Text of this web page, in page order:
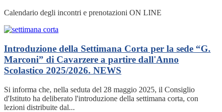
Calendario degli incontri e prenotazioni ON LINE
Introduzione della Settimana Corta per la sede “G.
Marconi” di Cavarzere a partire dall'Anno
Scolastico 2025/2026. NEWS
Si informa che, nella seduta del 28 maggio 2025, il Consiglio
d'Istituto ha deliberato l'introduzione della settimana corta, con
lezioni distribuite dal...